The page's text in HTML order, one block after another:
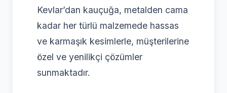
Kevlar’dan kauçuğa, metalden cama
kadar her türlü malzemede hassas
ve karmaşık kesimlerle, müşterilerine
özel ve yenilikçi çözümler
sunmaktadır.